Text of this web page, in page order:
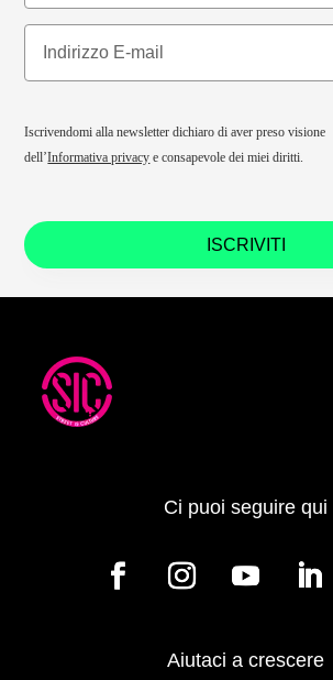
ISCRIVITI
Iscrivendomi alla newsletter dichiaro di aver preso visione
dell’Informativa privacy e consapevole dei miei diritti.
Ci puoi seguire qui
Aiutaci a crescere